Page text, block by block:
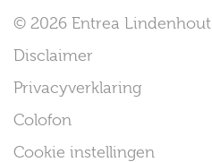
© 2026 Entrea Lindenhout
Disclaimer
Privacyverklaring
Colofon
Cookie instellingen